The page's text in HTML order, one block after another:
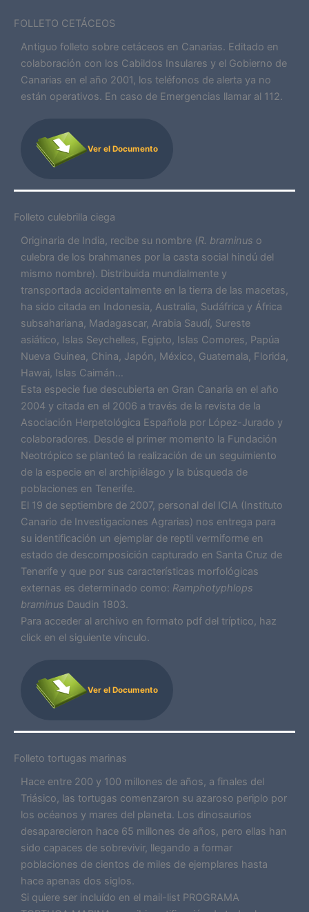
FOLLETO CETÁCEOS
Antiguo folleto sobre cetáceos en Canarias. Editado en
colaboración con los Cabildos Insulares y el Gobierno de
Canarias en el año 2001, los teléfonos de alerta ya no
están operativos. En caso de Emergencias llamar al 112.
Ver el Documento
Folleto culebrilla ciega
Originaria de India, recibe su nombre (R. braminus o
culebra de los brahmanes por la casta social hindú del
mismo nombre). Distribuida mundialmente y
transportada accidentalmente en la tierra de las macetas,
ha sido citada en Indonesia, Australia, Sudáfrica y África
subsahariana, Madagascar, Arabia Saudí, Sureste
asiático, Islas Seychelles, Egipto, Islas Comores, Papúa
Nueva Guinea, China, Japón, México, Guatemala, Florida,
Hawai, Islas Caimán…
Esta especie fue descubierta en Gran Canaria en el año
2004 y citada en el 2006 a través de la revista de la
Asociación Herpetológica Española por López-Jurado y
colaboradores. Desde el primer momento la Fundación
Neotrópico se planteó la realización de un seguimiento
de la especie en el archipiélago y la búsqueda de
poblaciones en Tenerife.
El 19 de septiembre de 2007, personal del ICIA (Instituto
Canario de Investigaciones Agrarias) nos entrega para
su identificación un ejemplar de reptil vermiforme en
estado de descomposición capturado en Santa Cruz de
Tenerife y que por sus características morfológicas
externas es determinado como: Ramphotyphlops
braminus Daudin 1803.
Para acceder al archivo en formato pdf del tríptico, haz
click en el siguiente vínculo.
Ver el Documento
Folleto tortugas marinas
Hace entre 200 y 100 millones de años, a finales del
Triásico, las tortugas comenzaron su azaroso periplo por
los océanos y mares del planeta. Los dinosaurios
desaparecieron hace 65 millones de años, pero ellas han
sido capaces de sobrevivir, llegando a formar
poblaciones de cientos de miles de ejemplares hasta
hace apenas dos siglos.
Si quiere ser incluído en el mail-list PROGRAMA